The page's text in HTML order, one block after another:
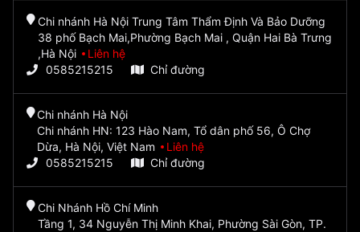
Chi nhánh Hà Nội Trung Tâm Thẩm Định Và Bảo Dưỡng
38 phố Bạch Mai,Phường Bạch Mai , Quận Hai Bà Trưng
,Hà Nội
Liên hệ
0585215215
Chỉ đường
Chi nhánh Hà Nội
Chi nhánh HN: 123 Hào Nam, Tổ dân phố 56, Ô Chợ
Dừa, Hà Nội, Việt Nam
Liên hệ
0585215215
Chỉ đường
Chi Nhánh Hồ Chí Minh
Tầng 1, 34 Nguyễn Thị Minh Khai, Phường Sài Gòn, TP.